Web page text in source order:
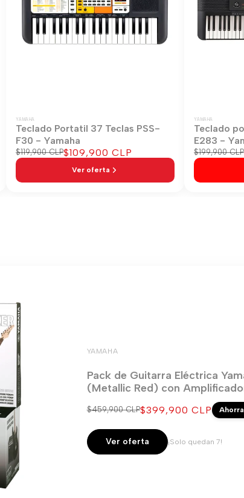
YAMAHA
Teclado Portatil 37 Teclas PSS-
F30 - Yamaha
Precio
regular
$119,900 CLPPrecio
venta
$109,900 CLP
Ver oferta
YAMAHA
Teclado
E283 -
Precio
regular
$199,900 CLP
YAMAHA
Pack de Guitarra Eléctrica
(Metallic Red) con
Precio
$459,900 CLPPrecio
venta
$399,900 CLP Ahorra
Ver oferta ¡Solo quedan 7!